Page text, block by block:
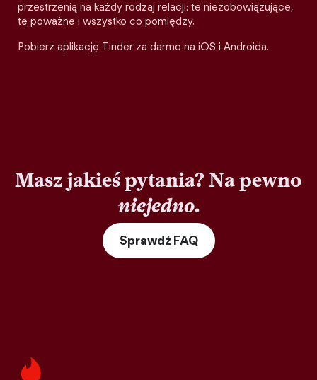
przestrzenią na każdy rodzaj relacji: te niezobowiązujące,
te poważne i wszystko co pomiędzy.
Pobierz aplikację Tinder za darmo na iOS i Androida.
Masz jakieś pytania? Na pewno
niejedno.
Sprawdź FAQ